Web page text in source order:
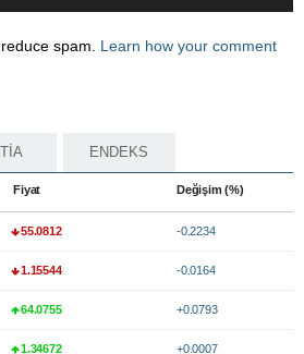
spam. Learn how your comment
ENDEKS
Fiyat Değişim (%)
55.0812 -0.2234
1.15544 -0.0164
64.0755 +0.0793
1.34672 +0.0007